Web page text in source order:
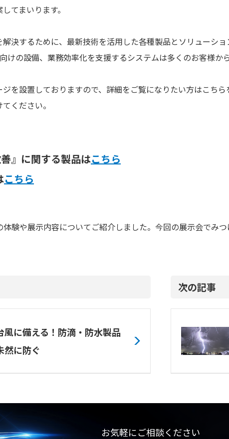
てまいります。
決するために、最新技術を活用した各種製品とソリューショ
の設備、業務効率化を支援するシステムは多くのお客様か
を設置しておりますので、詳細をご覧になりたい方はこち
ください。
』に関する製品はこちら
こちら
体験や展示内容についてご紹介しました。今回の展示会でみ
風に備える！防滴・防水製品
然に防ぐ
次の記事
お気軽にご相談ください